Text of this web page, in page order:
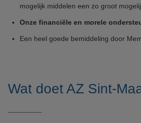
mogelijk middelen een zo groot
Onze financiële en morele
Een heel goede bemiddeling door
Wat doet AZ Sint-